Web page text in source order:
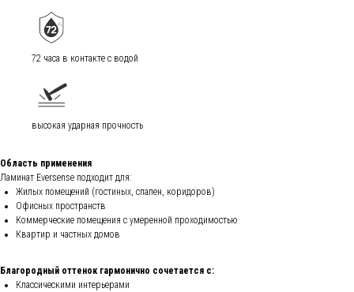
72 часа в контакте с водой
высокая ударная прочность
Область применения
Ламинат Eversense подходит для:
Жилых помещений (гостиных, спален, коридоров)
Офисных пространств
Коммерческие помещения с умеренной проходимостью
Квартир и частных домов
Благородный оттенок гармонично сочетается с:
Классическими интерьерами